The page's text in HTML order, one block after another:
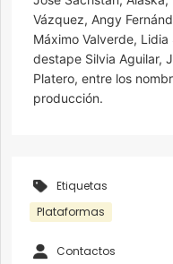
Vázquez, Angy
Máximo Valverde,
destape Silvia Aguilar,
Platero, entre los
producción.
Etiquetas
Plataformas
Contactos